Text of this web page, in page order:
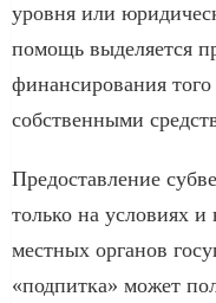
уровня или
помощь выделяется
финансирования
собственными
Предоставление
только на условиях
местных органов
«подпитка» может